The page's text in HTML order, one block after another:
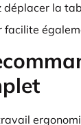
déplacer la
facilite